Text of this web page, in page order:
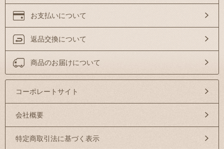
お支払いについて
返品交換について
商品のお届けについて
コーポレートサイト
会社概要
特定商取引法に基づく表示